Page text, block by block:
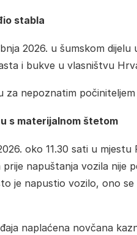
stabla
2026. u šumskom
i bukve u vlasništvu
za nepoznatim
s materijalnom štetom
oko 11.30 sati u
napuštanja vozila nije
je napustio vozilo, ono
naplaćena novčana